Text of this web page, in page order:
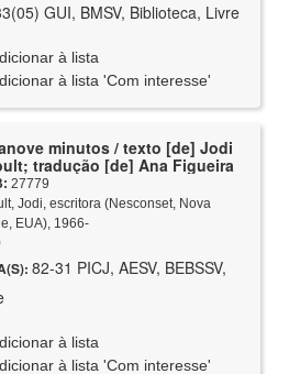
GUI, BMSV, Biblioteca, Livre
à lista
à lista 'Com interesse'
minutos / texto [de] Jodi
tradução [de] Ana Figueira
27779
Jodi, escritora (Nesconset, Nova
EUA), 1966-
82-31 PICJ, AESV, BEBSSV,
à lista
à lista 'Com interesse'